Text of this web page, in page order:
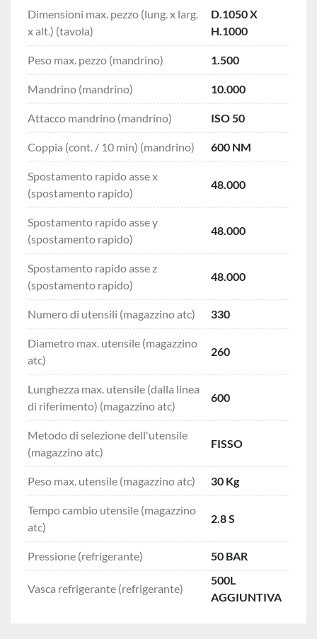
Dimensioni max. pezzo (lung. x larg.
x alt.) (tavola)
D.1050 X
H.1000
Peso max. pezzo (mandrino) 1.500
Mandrino (mandrino) 10.000
Attacco mandrino (mandrino) ISO 50
Coppia (cont. / 10 min) (mandrino) 600 NM
Spostamento rapido asse x
(spostamento rapido)
48.000
Spostamento rapido asse y
(spostamento rapido)
48.000
Spostamento rapido asse z
(spostamento rapido)
48.000
Numero di utensili (magazzino atc) 330
Diametro max. utensile (magazzino
atc)
260
Lunghezza max. utensile (dalla linea
di riferimento) (magazzino atc)
600
Metodo di selezione dell'utensile
(magazzino atc)
FISSO
Peso max. utensile (magazzino atc) 30 Kg
Tempo cambio utensile (magazzino
atc)
2.8 S
Pressione (refrigerante) 50 BAR
Vasca refrigerante (refrigerante)
500L
AGGIUNTIVA